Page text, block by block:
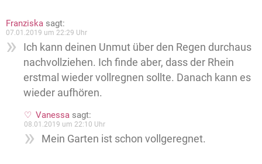
Franziska sagt:
07.01.2019 um 22:29 Uhr
Ich kann deinen Unmut über den Regen durchaus
nachvollziehen. Ich finde aber, dass der Rhein
erstmal wieder vollregnen sollte. Danach kann es
wieder aufhören.
Vanessa sagt:
08.01.2019 um 22:10 Uhr
Mein Garten ist schon vollgeregnet.